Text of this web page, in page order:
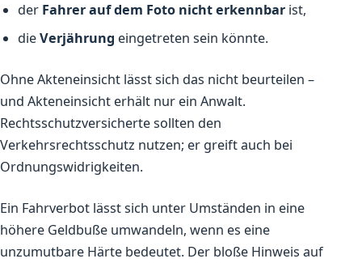
der Fahrer auf dem Foto nicht erkennbarist,
dieVerjährung eingetreten sein könnte.
Ohne Akteneinsicht lässt sich das nicht beurteilen –
und Akteneinsicht erhält nur ein Anwalt.
Rechtsschutzversicherte sollten den
Verkehrsrechtsschutz nutzen; er greift auch bei
Ordnungswidrigkeiten.
Ein Fahrverbot lässt sich unter Umständen in eine
höhere Geldbuße umwandeln, wenn es eine
unzumutbare Härte bedeutet. Der bloße Hinweis auf